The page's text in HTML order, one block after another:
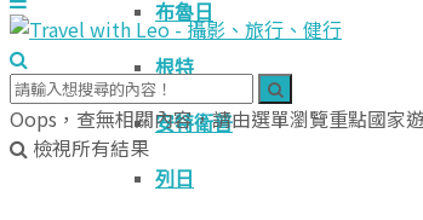
布魯日
根特
安特衛普
列日
Oops，查無相關內容，請由選單瀏覽重點國家
檢視所有結果